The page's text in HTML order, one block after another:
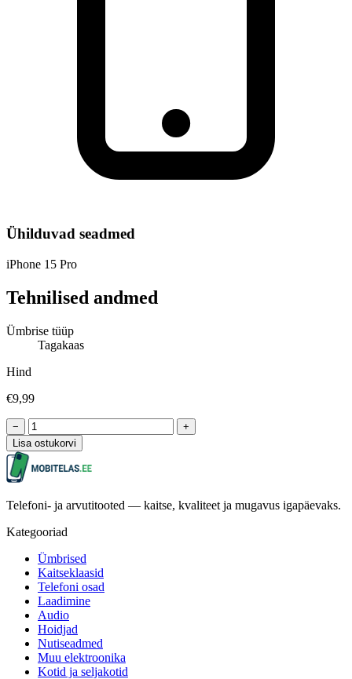
Ühilduvad seadmed
iPhone 15 Pro
Tehnilised andmed
Ümbrise tüüp
Tagakaas
Hind
€9,99
−
+
Lisa ostukorvi
Telefoni- ja arvutitooted — kaitse, kvaliteet ja mugavus igapäevaks.
Kategooriad
Ümbrised
Kaitseklaasid
Telefoni osad
Laadimine
Audio
Hoidjad
Nutiseadmed
Muu elektroonika
Kotid ja seljakotid